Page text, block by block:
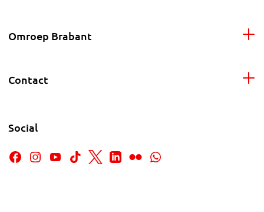
Omroep Brabant
Contact
Social